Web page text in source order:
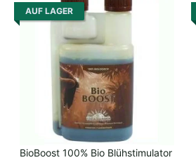
AUF LAGER
BioBoost 100% Bio Blühstimulator